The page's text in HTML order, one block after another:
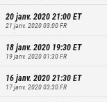
20 janv. 2020 21:00ET
21 janv. 2020 03:00FR
18 janv. 2020 19:30ET
19 janv. 2020 01:30FR
16 janv. 2020 21:30ET
17 janv. 2020 03:30FR